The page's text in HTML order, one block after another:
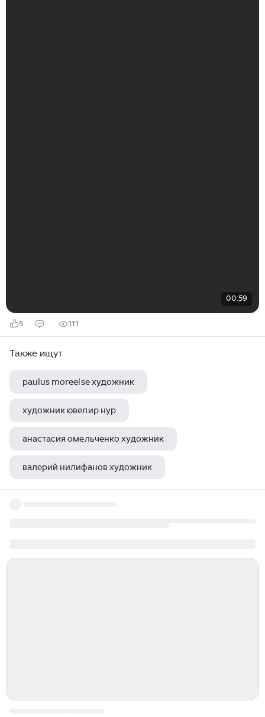
00:59
5 111
Также ищут
paulus moreelse художник
художник ювелир нур
анастасия омельченко художник
валерий нилифанов художник